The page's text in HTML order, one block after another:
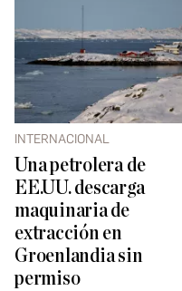
INTERNACIONAL
Una petrolera de
EE.UU. descarga
maquinaria de
extracción en
Groenlandia sin
permiso